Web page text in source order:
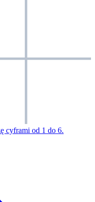
cyframi od 1 do 6.